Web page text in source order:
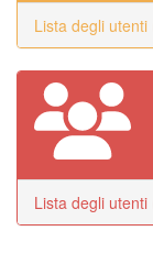
Lista degli
Lista degli